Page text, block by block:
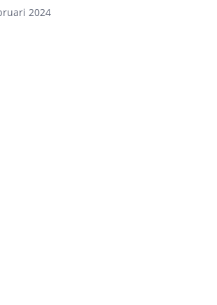
2024